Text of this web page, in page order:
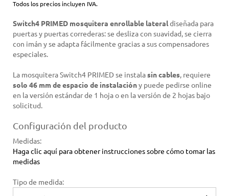
Todos los precios incluyen IVA.
Switch4 PRIMED mosquitera enrollable lateraldiseñada para
puertas y puertas correderas: se desliza con suavidad, se cierra
con imán y se adapta fácilmente gracias a sus compensadores
especiales.
La mosquitera Switch4 PRIMED se instalasin cables, requiere
solo 46 mm de espacio de instalacióny puede pedirse online
en la versión estándar de 1 hoja o en la versión de 2 hojas bajo
solicitud.
Configuración del producto
Medidas:
Haga clic aquí para obtener instrucciones sobre cómo tomar las
medidas
Tipo de medida: